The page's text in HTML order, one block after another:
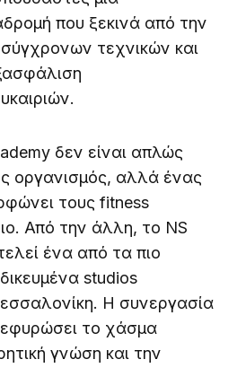
που ξεκινά από την
τεχνικών και
δεν είναι απλώς
οργανισμός, αλλά ένας
τους fitness
Από την άλλη, το NS
ένα από τα πιο
studios
Η συνεργασία
το χάσμα
γνώση και την